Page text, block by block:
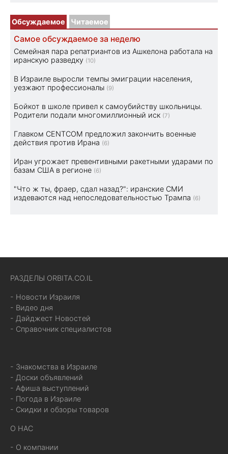
Обсуждаемое Читаемое
Самое обсуждаемое за неделю
Семейная пара репатриантов из Ашкелона работала на
иранскую разведку (10)
В Израиле выросли темпы эмиграции населения,
уезжают профессионалы (9)
Бойкот в школе привел к самоубийству школьницы.
Родители подали многомиллионный иск (7)
Главком CENTCOM предложил закончить военные
действия против Ирана (6)
Иран угрожает превентивными ракетными ударами по
базам США в регионе (6)
"Что ж ты, фраер, сдал назад?": иранские СМИ
издеваются над непоследовательностью Трампа (6)
РАЗДЕЛЫ ORBITA.CO.IL
- Новости Израиля
- Видео дня
- Дайджест Новостей
- Справочник специалистов
- Знакомства в Израиле
- Доски объявлений
- Афиша выступлений
- Погода в Израиле
- Скидки и обзоры товаров
О НАС
- О компании